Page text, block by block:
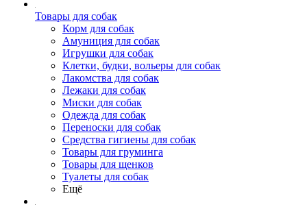
Товары для собак
Корм для собак
Амуниция для собак
Игрушки для собак
Клетки, будки, вольеры для собак
Лакомства для собак
Лежаки для собак
Миски для собак
Одежда для собак
Переноски для собак
Средства гигиены для собак
Товары для груминга
Товары для щенков
Туалеты для собак
Ещё